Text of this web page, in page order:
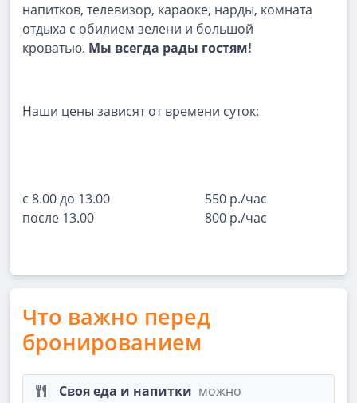
напитков, телевизор, караоке, нарды, комната
отдыха с обилием зелени и большой
кроватью. Мы всегда рады гостям!
Наши цены зависят от времени суток:
с 8.00 до 13.00 550 р./час
после 13.00
800 р./час
Что важно перед
бронированием
Своя еда и напитки можно